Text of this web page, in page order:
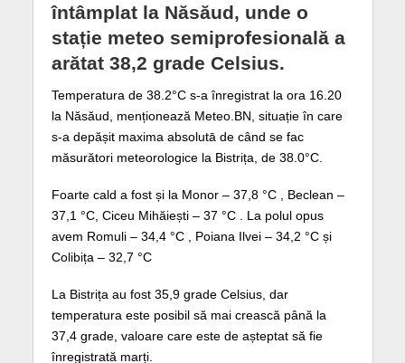
întâmplat la Năsăud, unde o
stație meteo semiprofesională a
arătat 38,2 grade Celsius.
Temperatura de 38.2°C s-a înregistrat la ora 16.20
la Năsăud, menționează Meteo.BN, situație în care
s-a depășit maxima absolutā de când se fac
măsurători meteorologice la Bistrița, de 38.0°C.
Foarte cald a fost și la Monor – 37,8 °C , Beclean –
37,1 °C, Ciceu Mihăiești – 37 °C . La polul opus
avem Romuli – 34,4 °C , Poiana Ilvei – 34,2 °C și
Colibița – 32,7 °C
La Bistrița au fost 35,9 grade Celsius, dar
temperatura este posibil să mai crească până la
37,4 grade, valoare care este de așteptat să fie
înregistrată marți.